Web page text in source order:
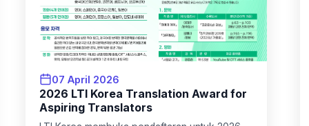
07 April 2026
2026 LTI Korea Translation Award for
Aspiring Translators